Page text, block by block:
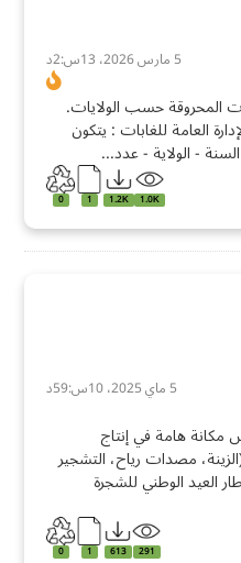
5 مارس 2026، 13س:2د
المحروقة حسب الولايات.
العامة للغابات : يتكون
- الولاية - عدد...
1.0K
1.2K
1
0
5 ماي 2025، 10س:59د
مكانة هامة في إنتاج
مصدات رياح، التشجير
العيد الوطني للشجرة
291
613
1
0